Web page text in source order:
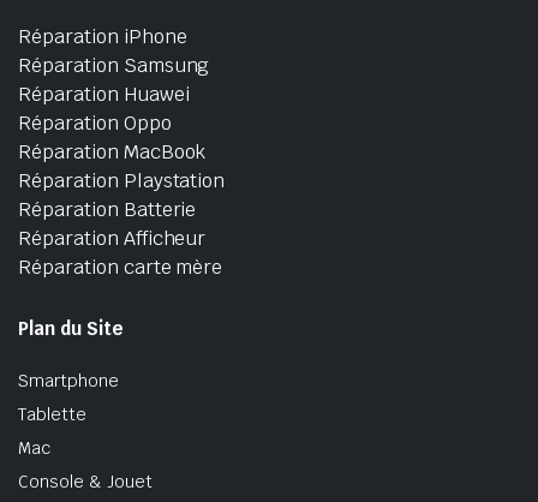
Réparation iPhone
Réparation Samsung
Réparation Huawei
Réparation Oppo
Réparation MacBook
Réparation Playstation
Réparation Batterie
Réparation Afficheur
Réparation carte mère
Plan du Site
Smartphone
Tablette
Mac
Console & Jouet